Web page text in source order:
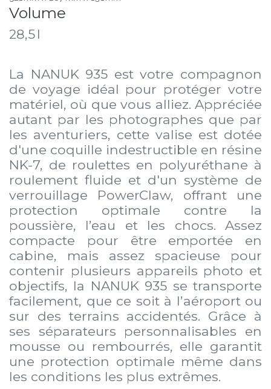
Volume
28,5 l
La NANUK 935 est votre compagnon
de voyage idéal pour protéger votre
matériel, où que vous alliez. Appréciée
autant par les photographes que par
les aventuriers, cette valise est dotée
d'une coquille indestructible en résine
NK-7, de roulettes en polyuréthane à
roulement fluide et d'un système de
verrouillage PowerClaw, offrant une
protection optimale contre la
poussière, l’eau et les chocs. Assez
compacte pour être emportée en
cabine, mais assez spacieuse pour
contenir plusieurs appareils photo et
objectifs, la NANUK 935 se transporte
facilement, que ce soit à l’aéroport ou
sur des terrains accidentés. Grâce à
ses séparateurs personnalisables en
mousse ou rembourrés, elle garantit
une protection optimale même dans
les conditions les plus extrêmes.